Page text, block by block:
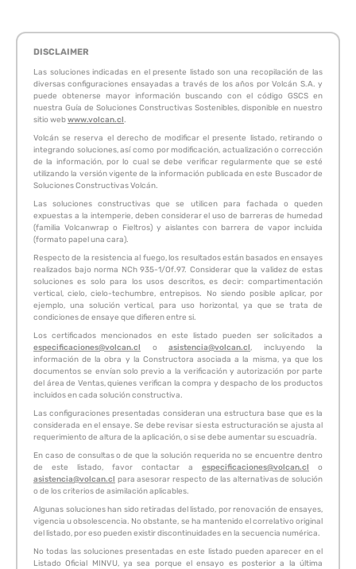
DISCLAIMER
Las soluciones indicadas en el presente listado son una recopilación de las
diversas configuraciones ensayadas a través de los años por Volcán S.A. y
puede obtenerse mayor información buscando con el código GSCS en
nuestra Guía de Soluciones Constructivas Sostenibles, disponible en nuestro
sitio webwww.volcan.cl.
Volcán se reserva el derecho de modificar el presente listado, retirando o
integrando soluciones, así como por modificación, actualización o corrección
de la información, por lo cual se debe verificar regularmente que se esté
utilizando la versión vigente de la información publicada en este Buscador de
Soluciones Constructivas Volcán.
Las soluciones constructivas que se utilicen para fachada o queden
expuestas a la intemperie, deben considerar el uso de barreras de humedad
(familia Volcanwrap o Fieltros) y aislantes con barrera de vapor incluida
(formato papel una cara).
Respecto de la resistencia al fuego, los resultados están basados en ensayes
realizados bajo norma NCh 935-1/Of.97. Considerar que la validez de estas
soluciones es solo para los usos descritos, es decir: compartimentación
vertical, cielo, cielo-techumbre, entrepisos. No siendo posible aplicar, por
ejemplo, una solución vertical, para uso horizontal, ya que se trata de
condiciones de ensaye que difieren entre si.
Los certificados mencionados en este listado pueden ser solicitados a
especificaciones@volcan.cl o asistencia@volcan.cl, incluyendo la
información de la obra y la Constructora asociada a la misma, ya que los
documentos se envían solo previo a la verificación y autorización por parte
del área de Ventas, quienes verifican la compra y despacho de los productos
incluidos en cada solución constructiva.
Las configuraciones presentadas consideran una estructura base que es la
considerada en el ensaye. Se debe revisar si esta estructuración se ajusta al
requerimiento de altura de la aplicación, o si se debe aumentar su escuadría.
En caso de consultas o de que la solución requerida no se encuentre dentro
de este listado, favor contactar a especificaciones@volcan.cl o
asistencia@volcan.cl para asesorar respecto de las alternativas de solución
o de los criterios de asimilación aplicables.
Algunas soluciones han sido retiradas del listado, por renovación de ensayes,
vigencia u obsolescencia. No obstante, se ha mantenido el correlativo original
del listado, por eso pueden existir discontinuidades en la secuencia numérica.
No todas las soluciones presentadas en este listado pueden aparecer en el
Listado Oficial MINVU, ya sea porque el ensayo es posterior a la última